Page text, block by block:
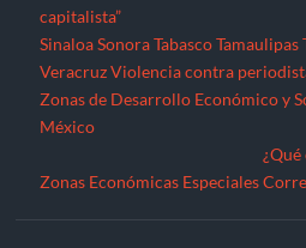
capitalista”
Sinaloa Sonora Tabasco Tamaulipas
Veracruz Violencia contra
Zonas de Desarrollo Económico y
México
Zonas Económicas Especiales